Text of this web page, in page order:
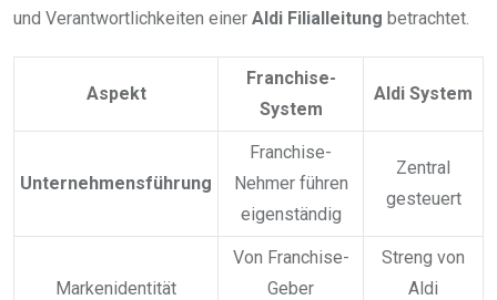
und Verantwortlichkeiten einer Aldi Filialleitung betrachtet.
Aspekt
Franchise-
System
Aldi System
Unternehmensführung
Franchise-
Nehmer führen
eigenständig
Zentral
gesteuert
Markenidentität
Von Franchise-
Geber
Streng von
Aldi